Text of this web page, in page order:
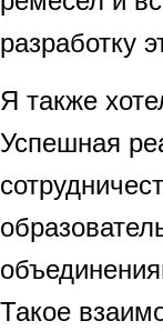
разработку
Я также
Успешная
Такое